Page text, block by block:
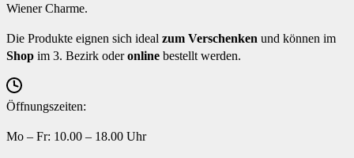
Wiener Charme.
Die Produkte eignen sich ideal zum Verschenken und können im
Shop im 3. Bezirk oderonline bestellt werden.
Öffnungszeiten:
Mo – Fr: 10.00 – 18.00 Uhr